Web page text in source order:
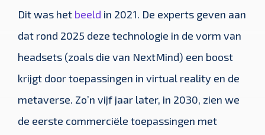
Dit was het beeld in 2021. De experts geven aan
dat rond 2025 deze technologie in de vorm van
headsets (zoals die van NextMind) een boost
krijgt door toepassingen in virtual reality en de
metaverse. Zo’n vijf jaar later, in 2030, zien we
de eerste commerciële toepassingen met